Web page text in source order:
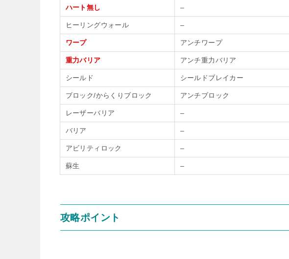
ハート無し –
ヒーリングウォール –
ワープ アンチワープ
重力バリア アンチ重力バリア
シールド シールドブレイカー
ブロック/からくりブロック アンチブロック
レーザーバリア –
バリア –
アビリティロック –
蘇生 –
攻略ポイント